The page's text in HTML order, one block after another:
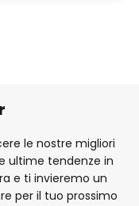
le nostre migliori
ultime tendenze in
e ti invieremo un
per il tuo prossimo